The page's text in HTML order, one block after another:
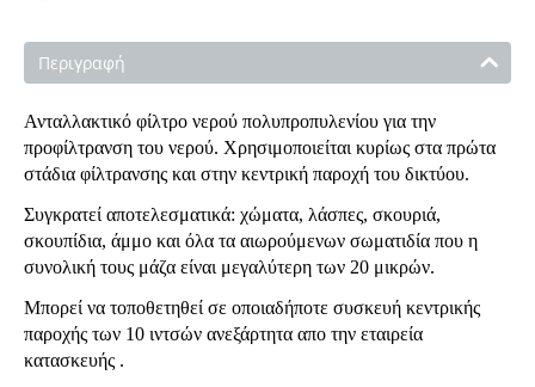
Περιγραφή
Ανταλλακτικό φίλτρο νερού πολυπροπυλενίου για την
προφίλτρανση του νερού. Χρησιμοποιείται κυρίως στα πρώτα
στάδια φίλτρανσης και στην κεντρική παροχή του δικτύου.
Συγκρατεί αποτελεσματικά: χώματα, λάσπες, σκουριά,
σκουπίδια, άμμο και όλα τα αιωρούμενων σωματιδία που η
συνολική τους μάζα είναι μεγαλύτερη των 20 μικρών.
Μπορεί να τοποθετηθεί σε οποιαδήποτε συσκευή κεντρικής
παροχής των 10 ιντσών ανεξάρτητα απο την εταιρεία
κατασκευής .